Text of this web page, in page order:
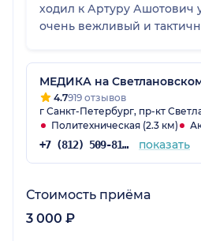
ходил к Артуру Ашотович
очень вежливый и
обращусь к данному
Рекомендую!
МЕДИКА на
4.7919 отзывов
г Санкт-Петербург, пр-кт
Политехническая (2.3 км)
+7 (812) 509-81-75 показать
Стоимость приёма
3 000 ₽